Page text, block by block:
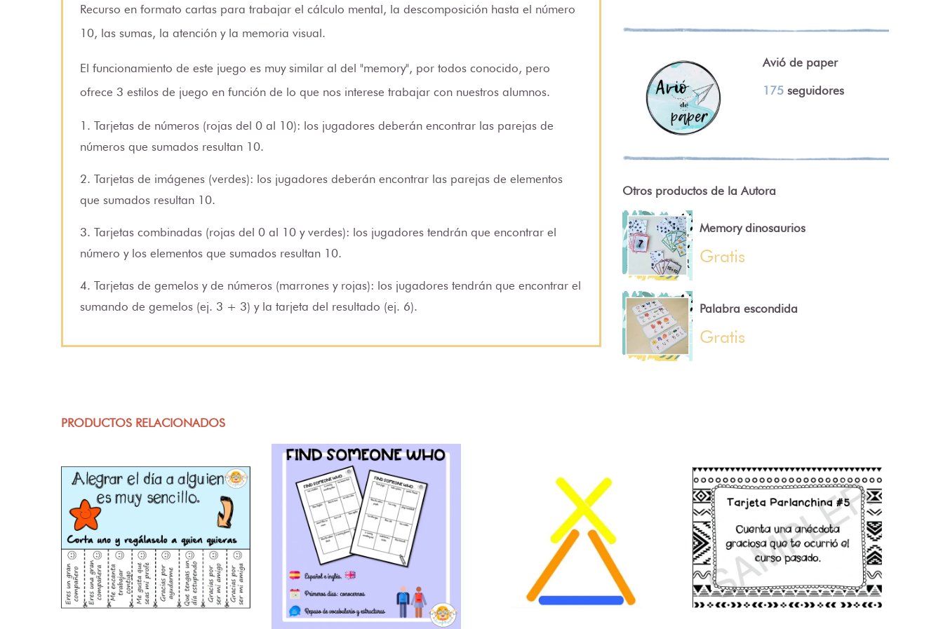
Recurso en formato cartas para trabajar el cálculo mental, la descomposición hasta el número
10, las sumas, la atención y la memoria visual.
El funcionamiento de este juego es muy similar al del "memory", por todos conocido, pero
ofrece 3 estilos de juego en función de lo que nos interese trabajar con nuestros alumnos.
1. Tarjetas de números (rojas del 0 al 10): los jugadores deberán encontrar las parejas de
números que sumados resultan 10.
2. Tarjetas de imágenes (verdes): los jugadores deberán encontrar las parejas de elementos
que sumados resultan 10.
3. Tarjetas combinadas (rojas del 0 al 10 y verdes): los jugadores tendrán que encontrar el
número y los elementos que sumados resultan 10.
4. Tarjetas de gemelos y de números (marrones y rojas): los jugadores tendrán que encontrar el
sumando de gemelos (ej. 3 + 3) y la tarjeta del resultado (ej. 6).
Avió de paper
175 seguidores
Otros productos de la Autora
Memory dinosaurios
Gratis
Palabra escondida
Gratis
PRODUCTOS RELACIONADOS